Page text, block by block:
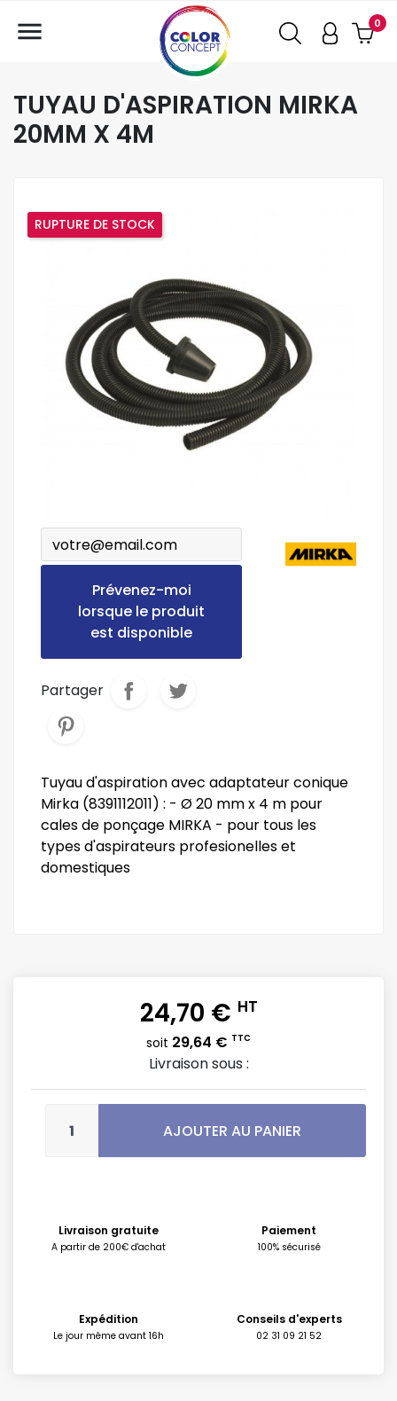
0

TUYAU D'ASPIRATION MIRKA
20MM X 4M
RUPTURE DE STOCK
Prévenez-moi
lorsque le produit
est disponible
Partager
Tuyau d'aspiration avec adaptateur conique
Mirka (8391112011) : - Ø 20 mm x 4 m pour
cales de ponçage MIRKA - pour tous les
types d'aspirateurs profesionelles et
domestiques
24,70 € HT
soit 29,64 € TTC
Livraison sous :
AJOUTER AU PANIER
Livraison gratuite
A partir de 200€ d'achat
Paiement
100% sécurisé
Expédition
Le jour même avant 16h
Conseils d'experts
02 31 09 21 52